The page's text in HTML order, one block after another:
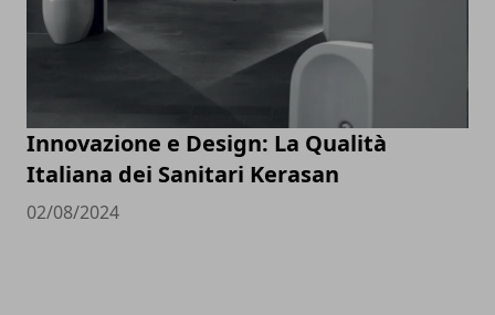
Innovazione e Design: La Qualità
Italiana dei Sanitari Kerasan
02/08/2024